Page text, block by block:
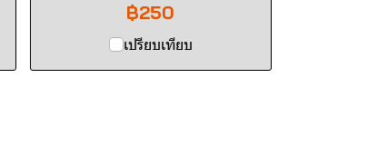
฿250
เปรียบเทียบ